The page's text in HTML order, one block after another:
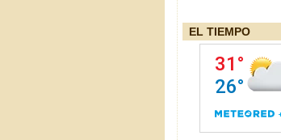
EL TIEMPO